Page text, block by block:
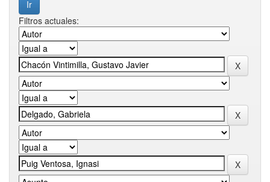
Filtros actuales: